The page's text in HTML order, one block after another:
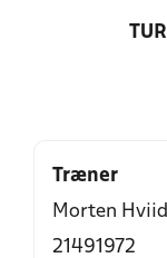
Træner
Morten
21491972